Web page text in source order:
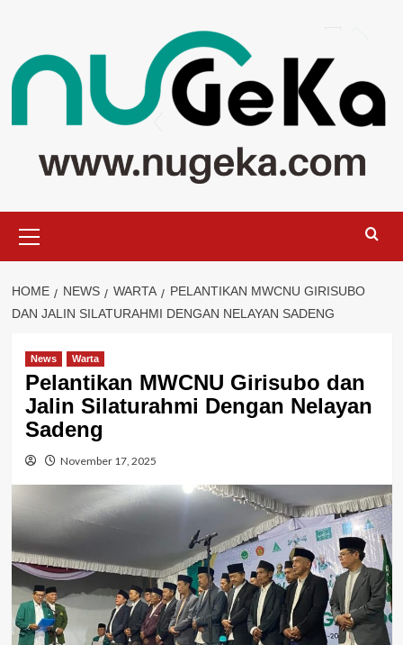
content
Menu
HOME NEWS WARTA
PELANTIKAN MWCNU GIRISUBO
DAN JALIN SILATURAHMI DENGAN NELAYAN SADENG
News Warta
Pelantikan MWCNU Girisubo dan
Jalin Silaturahmi Dengan Nelayan
Sadeng
November 17, 2025